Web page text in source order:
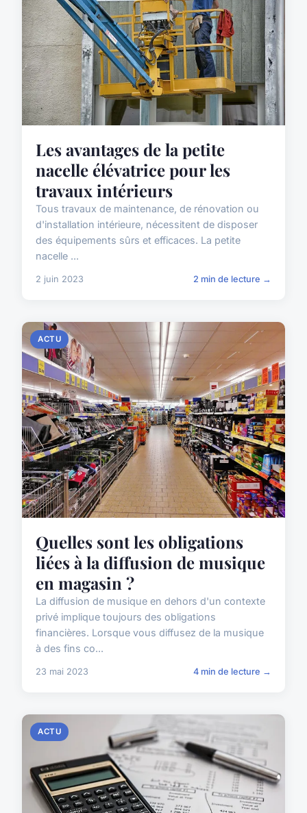
Les avantages de la petite
nacelle élévatrice pour les
travaux intérieurs
Tous travaux de maintenance, de rénovation ou
d'installation intérieure, nécessitent de disposer
des équipements sûrs et efficaces. La petite
nacelle ...
2 juin 2023 2 min de lecture →
ACTU
Quelles sont les obligations
liées à la diffusion de musique
en magasin ?
La diffusion de musique en dehors d'un contexte
privé implique toujours des obligations
financières. Lorsque vous diffusez de la musique
à des fins co...
23 mai 2023 4 min de lecture →
ACTU